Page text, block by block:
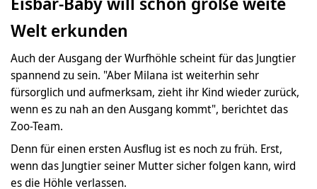
Welt erkunden
Auch der Ausgang der Wurfhöhle scheint für das Jungtier
spannend zu sein. "Aber Milana ist weiterhin sehr
fürsorglich und aufmerksam, zieht ihr Kind wieder zurück,
wenn es zu nah an den Ausgang kommt", berichtet das
Zoo-Team.
Denn für einen ersten Ausflug ist es noch zu früh. Erst,
wenn das Jungtier seiner Mutter sicher folgen kann, wird
es die Höhle verlassen.